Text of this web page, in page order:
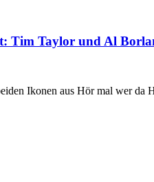
Tim Taylor und Al
Ikonen aus Hör mal wer da